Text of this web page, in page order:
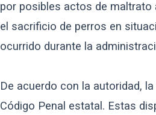
por posibles actos de maltrato
el sacrificio de perros en
ocurrido durante la
De acuerdo con la autoridad,
Código Penal estatal. Estas